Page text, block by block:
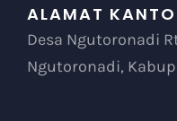
ALAMAT
Desa Ngutoronadi
Ngutoronadi,